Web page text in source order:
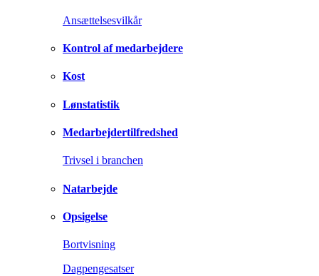
Ansættelsesvilkår
Kontrol af medarbejdere
Kost
Lønstatistik
Medarbejdertilfredshed
Trivsel i branchen
Natarbejde
Opsigelse
Bortvisning
Dagpengesatser